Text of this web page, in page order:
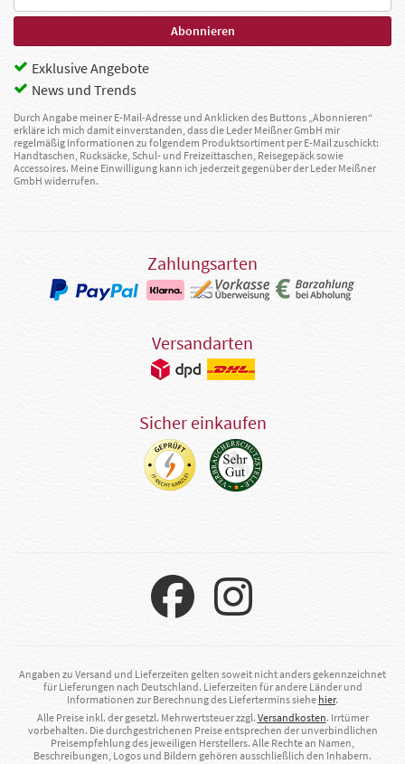
Exklusive Angebote
News und Trends
Durch Angabe meiner E-Mail-Adresse und Anklicken des Buttons „Abonnieren“
erkläre ich mich damit einverstanden, dass die Leder Meißner GmbH mir
regelmäßig Informationen zu folgendem Produktsortiment per E-Mail zuschickt:
Handtaschen, Rucksäcke, Schul- und Freizeittaschen, Reisegepäck sowie
Accessoires. Meine Einwilligung kann ich jederzeit gegenüber der Leder Meißner
GmbH widerrufen.
Zahlungsarten
Versandarten
Sicher einkaufen
Angaben zu Versand und Lieferzeiten gelten soweit nicht anders gekennzeichnet
für Lieferungen nach Deutschland. Lieferzeiten für andere Länder und
Informationen zur Berechnung des Liefertermins siehe hier.
Alle Preise inkl. der gesetzl. Mehrwertsteuer zzgl. Versandkosten. Irrtümer
vorbehalten. Die durchgestrichenen Preise entsprechen der unverbindlichen
Preisempfehlung des jeweiligen Herstellers. Alle Rechte an Namen,
Beschreibungen, Logos und Bildern gehören ausschließlich den Inhabern.